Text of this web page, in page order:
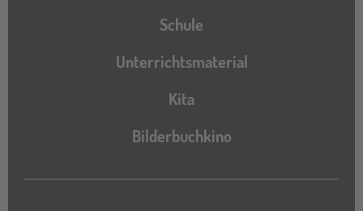
Schule
Unterrichtsmaterial
Kita
Bilderbuchkino